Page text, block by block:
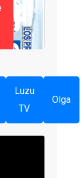
Luzu
TV
Olga